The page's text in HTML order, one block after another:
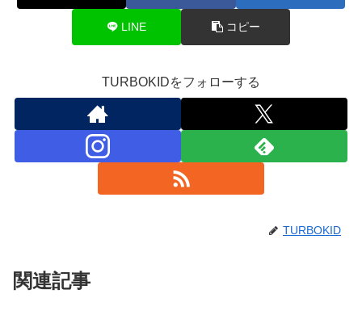
LINE コピー
TURBOKIDをフォローする
TURBOKID
関連記事